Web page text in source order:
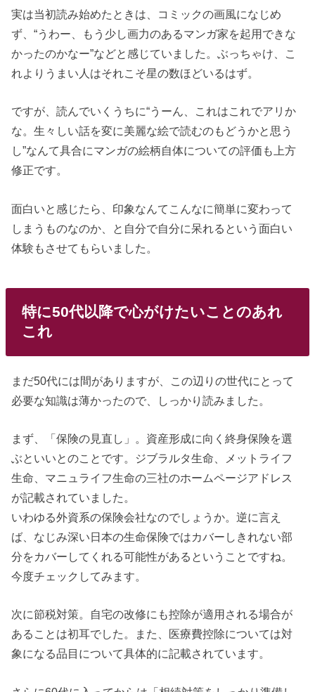
実は当初読み始めたときは、コミックの画風になじめ
ず、“うわー、もう少し画力のあるマンガ家を起用できな
かったのかなー”などと感じていました。ぶっちゃけ、こ
れよりうまい人はそれこそ星の数ほどいるはず。
ですが、読んでいくうちに“うーん、これはこれでアリか
な。生々しい話を変に美麗な絵で読むのもどうかと思う
し”なんて具合にマンガの絵柄自体についての評価も上方
修正です。
面白いと感じたら、印象なんてこんなに簡単に変わって
しまうものなのか、と自分で自分に呆れるという面白い
体験もさせてもらいました。
特に50代以降で心がけたいことのあれ
これ
まだ50代には間がありますが、この辺りの世代にとって
必要な知識は薄かったので、しっかり読みました。
まず、「保険の見直し」。資産形成に向く終身保険を選
ぶといいとのことです。ジブラルタ生命、メットライフ
生命、マニュライフ生命の三社のホームページアドレス
が記載されていました。
いわゆる外資系の保険会社なのでしょうか。逆に言え
ば、なじみ深い日本の生命保険ではカバーしきれない部
分をカバーしてくれる可能性があるということですね。
今度チェックしてみます。
次に節税対策。自宅の改修にも控除が適用される場合が
あることは初耳でした。また、医療費控除については対
象になる品目について具体的に記載されています。